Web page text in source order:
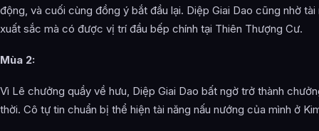
động, và cuối cùng đồng ý bắt đầu lại. Diệp Giai Dao cũng nhờ tài
xuất sắc mà có được vị trí đầu bếp chính tại Thiên Thượng Cư.
Mùa 2:
Vì Lê chưởng quầy về hưu, Diệp Giai Dao bất ngờ trở thành
thời. Cô tự tin chuẩn bị thể hiện tài năng nấu nướng của mình ở